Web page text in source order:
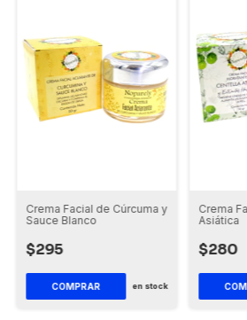
Crema Facial de Cúrcuma y
Sauce Blanco
$295
COMPRAR en stock
Crema
Asiática
$280